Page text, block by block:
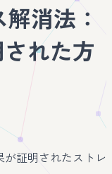
消法：
れた方
証明されたストレ